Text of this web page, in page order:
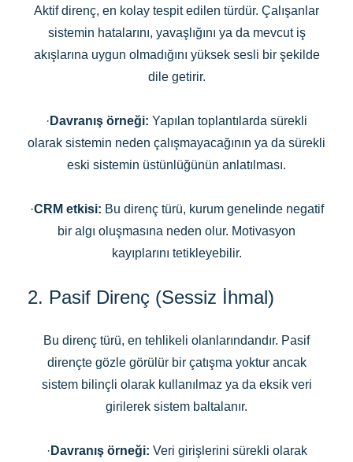
Aktif direnç, en kolay tespit edilen türdür. Çalışanlar
sistemin hatalarını, yavaşlığını ya da mevcut iş
akışlarına uygun olmadığını yüksek sesli bir şekilde
dile getirir.
· Davranış örneği: Yapılan toplantılarda sürekli
olarak sistemin neden çalışmayacağının ya da sürekli
eski sistemin üstünlüğünün anlatılması.
·CRM etkisi: Bu direnç türü, kurum genelinde negatif
bir algı oluşmasına neden olur. Motivasyon
kayıplarını tetikleyebilir.
2. Pasif Direnç (Sessiz İhmal)
Bu direnç türü, en tehlikeli olanlarındandır. Pasif
dirençte gözle görülür bir çatışma yoktur ancak
sistem bilinçli olarak kullanılmaz ya da eksik veri
girilerek sistem baltalanır.
· Davranış örneği: Veri girişlerini sürekli olarak